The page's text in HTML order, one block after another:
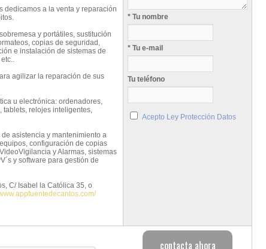
dedicamos a la venta y reparación
y portátiles, sustitución
copias de seguridad,
e instalación de sistemas de
agilizar la reparación de sus
u electrónica: ordenadores,
tablets, relojes inteligentes,
asistencia y mantenimiento a
configuración de copias
y Alarmas, sistemas
y software para gestión de
C/ Isabel la Católica 35, o
* Tu nombre
* Tu e-mail
Tu teléfono
Acepto Ley Protección Datos